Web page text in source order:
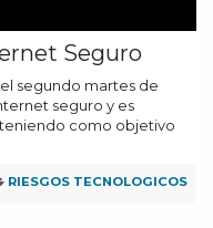
Seguro
segundo martes de
seguro y es
como objetivo
RIESGOS TECNOLOGICOS